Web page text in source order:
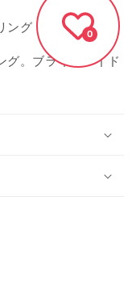
ング
グ。ブライズメイド
0